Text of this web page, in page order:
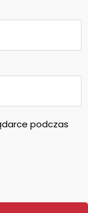
podczas